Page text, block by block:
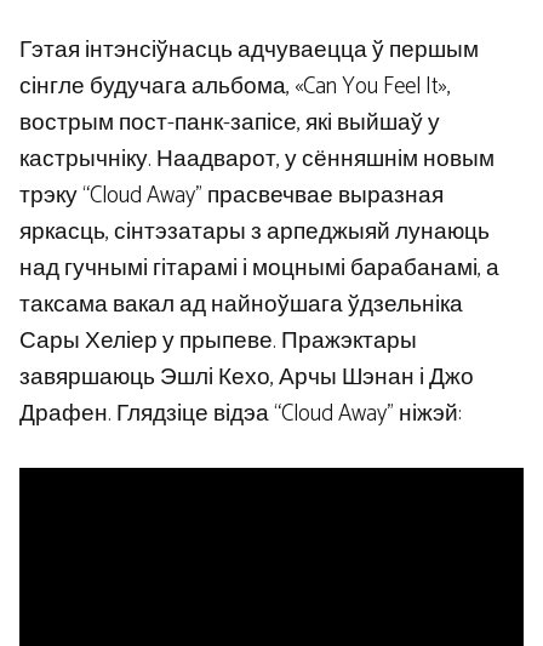
Гэтая інтэнсіўнасць адчуваецца ў першым
сінгле будучага альбома, «Can You Feel It»,
вострым пост-панк-запісе, які выйшаў у
кастрычніку. Наадварот, у сённяшнім новым
трэку “Cloud Away” прасвечвае выразная
яркасць, сінтэзатары з арпеджыяй лунаюць
над гучнымі гітарамі і моцнымі барабанамі, а
таксама вакал ад найноўшага ўдзельніка
Сары Хеліер у прыпеве. Пражэктары
завяршаюць Эшлі Кехо, Арчы Шэнан і Джо
Драфен. Глядзіце відэа “Cloud Away” ніжэй: